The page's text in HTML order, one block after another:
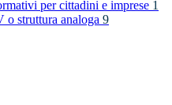
per cittadini e imprese 1
o struttura analoga 9